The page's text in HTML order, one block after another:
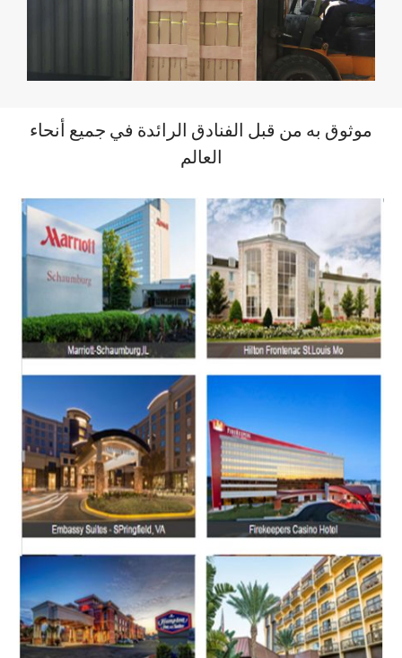
موثوق به من قبل الفنادق الرائدة في جميع أنحاء
العالم